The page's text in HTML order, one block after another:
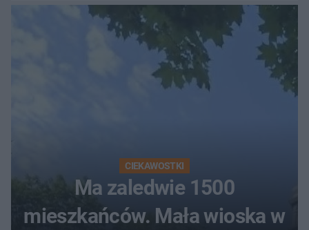
CIEKAWOSTKI
Ma zaledwie 1500
mieszkańców. Mała wioska w